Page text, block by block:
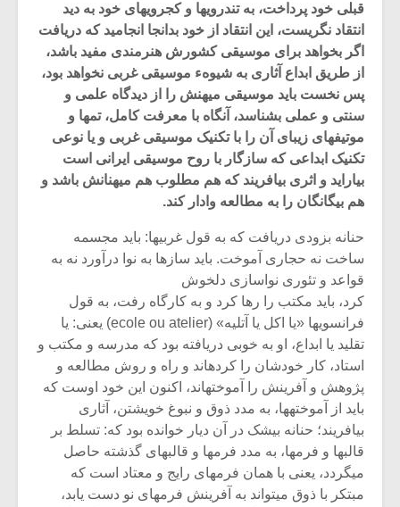
قبلی خود پرداخت، به‏ تندروی‏ها و کجروی‏های خود به دید
انتقاد نگریست، این انتقاد از خود بدانجا انجامید که دریافت
اگر بخواهد برای موسیقی کشورش هنرمندی مفید باشد،
از طریق ابداع‏ آثاری به شیوهء موسیقی غربی نخواهد بود،
پس نخست باید موسیقی میهنش را از دیدگاه علمی و
سنتی و عملی بشناسد، آنگاه با معرفت کامل، تم‏ها و
موتیف‏های زیبای‏ آن را با تکنیک موسیقی غربی و یا نوعی
تکنیک ابداعی که سازگار با روح موسیقی‏ ایرانی است
بیاراید و اثری بیافریند که هم مطلوب هم میهنانش باشد و
هم بیگانگان را به‏ مطالعه وادار کند.
حنانه بزودی دریافت که به قول غربی‏ها: باید مجسمه
ساخت نه‏ حجاری آموخت. باید سازها به نوا درآورد نه به
قواعد و تئوری نواسازی دلخوش
کرد، باید مکتب را رها کرد و به کارگاه رفت، به قول
فرانسوی‏ها «یا اکل یا آتلیه» (ecole ou atelier) یعنی: یا
تقلید یا ابداع، او به خوبی دریافته بود که مدرسه و مکتب و
استاد، کار خودشان را کرده‏اند و راه و روش مطالعه و
پژوهش و آفرینش را آموخته‏اند، اکنون این خود اوست که
باید از آموخته‏ها، به مدد ذوق و نبوغ خویشتن، آثاری
بیافریند؛ حنانه بی‏شک در آن دیار خوانده بود که: تسلط بر
قالب‏ها و فرم‏ها، به‏ مدد فرم‏ها و قالب‏های گذشته حاصل
می‏گردد، یعنی با همان فرم‏های رایج و معتاد است که
مبتکر با ذوق می‏تواند به آفرینش فرم‏های نو دست یابد،